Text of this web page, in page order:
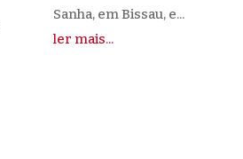
Sanha, em Bissau, e...
ler mais...